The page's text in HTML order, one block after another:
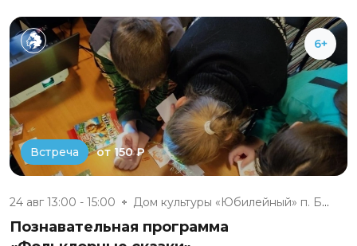
6+
Встреча от 150 ₽
24 авг 13:00 - 15:00 Дом культуры «Юбилейный» п. Бе...
Познавательная программа